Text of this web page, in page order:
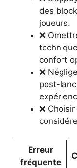
des
joueurs.
❌
confort
❌
post-
❌
Erreur
fréquente